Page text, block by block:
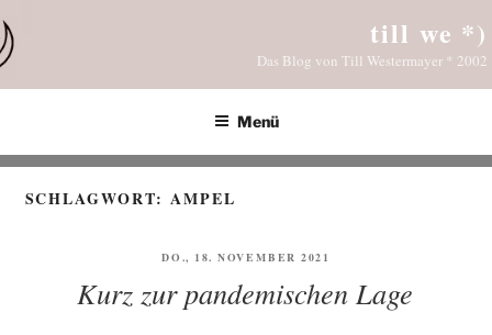
Inhalt
springen
till we *)
Das Blog von Till Westermayer * 2002
Menü
SCHLAGWORT:AMPEL
VERÖFFENTLICHT
DO., 18. NOVEMBER 2021
Kurz zur pandemischen Lage